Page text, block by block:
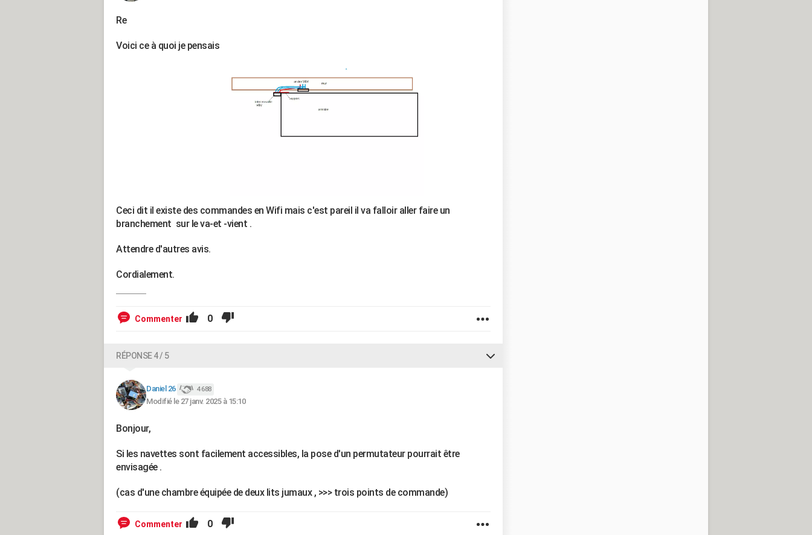
Re
Voici ce à quoi je pensais
Ceci dit il existe des commandes en Wifi mais c'est pareil il va falloir aller faire un
branchement sur le va-et -vient .
Attendre d'autres avis.
Cordialement.
Commenter 0
RÉPONSE 4 / 5
Daniel 26 4 688
Modifié le 27 janv. 2025 à 15:10
Bonjour,
Si les navettes sont facilement accessibles, la pose d'un permutateur pourrait être
envisagée .
(cas d'une chambre équipée de deux lits jumaux , >>> trois points de commande)
Commenter 0